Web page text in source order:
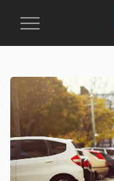
Toggle